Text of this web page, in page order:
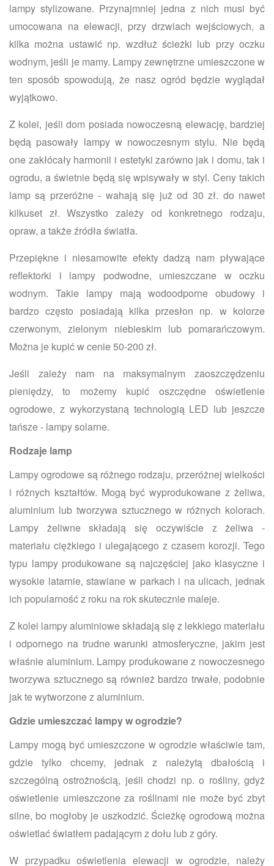
lampy stylizowane. Przynajmniej jedna z nich musi być
umocowana na elewacji, przy drzwiach wejściowych, a
kilka można ustawić np. wzdłuż ścieżki lub przy oczku
wodnym, jeśli je mamy. Lampy zewnętrzne umieszczone w
ten sposób spowodują, że nasz ogród będzie wyglądał
wyjątkowo.
Z kolei, jeśli dom posiada nowoczesną elewację, bardziej
będą pasowały lampy w nowoczesnym stylu. Nie będą
one zakłócały harmonii i estetyki zarówno jak i domu, tak i
ogrodu, a świetnie będą się wpisywały w styl. Ceny takich
lamp są przeróżne - wahają się już od 30 zł. do nawet
kilkuset zł. Wszystko zależy od konkretnego rodzaju,
opraw, a także źródła światła.
Przepiękne i niesamowite efekty dadzą nam pływające
reflektorki i lampy podwodne, umieszczane w oczku
wodnym. Takie lampy mają wodoodporne obudowy i
bardzo często posiadają kilka przesłon np. w kolorze
czerwonym, zielonym niebieskim lub pomarańczowym.
Można je kupić w cenie 50-200 zł.
Jeśli zależy nam na maksymalnym zaoszczędzeniu
pieniędzy, to możemy kupić oszczędne oświetlenie
ogrodowe, z wykorzystaną technologią LED lub jeszcze
tańsze - lampy solarne.
Rodzaje lamp
Lampy ogrodowe są różnego rodzaju, przeróżnej wielkości
i różnych kształtów. Mogą być wyprodukowane z żeliwa,
aluminium lub tworzywa sztucznego w różnych kolorach.
Lampy żeliwne składają się oczywiście z żeliwa -
materiału ciężkiego i ulegającego z czasem korozji. Tego
typu lampy produkowane są najczęściej jako klasyczne i
wysokie latarnie, stawiane w parkach i na ulicach, jednak
ich popularność z roku na rok skutecznie maleje.
Z kolei lampy aluminiowe składają się z lekkiego materiału
i odpornego na trudne warunki atmosferyczne, jakim jest
właśnie aluminium. Lampy produkowane z nowoczesnego
tworzywa sztucznego są również bardzo trwałe, podobnie
jak te wytworzone z aluminium.
Gdzie umieszczać lampy w ogrodzie?
Lampy mogą być umieszczone w ogrodzie właściwie tam,
gdzie tylko chcemy, jednak z należytą dbałością i
szczególną ostrożnością, jeśli chodzi np. o rośliny, gdyż
oświetlenie umieszczone za roślinami nie może być zbyt
silne, bo mogłoby je uszkodzić. Ścieżkę ogrodową można
oświetlać światłem padającym z dołu lub z góry.
W przypadku oświetlenia elewacji w ogrodzie, należy